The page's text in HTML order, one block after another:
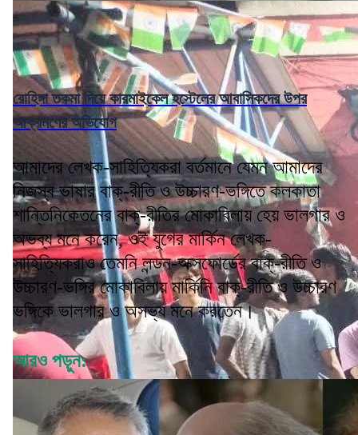
রোহিঙ্গা তকমা দিয়ে কারমাইকেল হস্টেলের আবাসিকদের উপর
আক্রমণের অভিযোগ
আমাদের লেখক-সাহিত্যিকরা বর্তমানে যেমন আমাদের
নিজস্ব ভাষার বাক্-রীতি ও উচ্চারণ-ভঙ্গিতে কলকাতা
শান্তিনিকেতনের বাক্-রীতির মোকাবিলায় হেয় ভালগার ও
অভব্য মনে করেন, ওই যুগের মার্কিন লেখক-
সাহিত্যিকরাও তেমনি লন্ডন-অক্সফোর্ডের বাক্-রীতি ও
উচ্চারণ-ভঙ্গির মোকাবিলায় মার্কিনি বাক্-রীতি ও উচ্চারণ
ভঙ্গিকে ভালগার ও অসভ্য মনে করতেন।
আরও পড়ুন: